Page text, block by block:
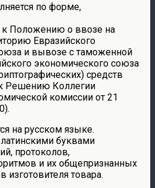
по форме,
Положению о ввозе на
Евразийского
и вывозе с таможенной
экономического союза
средств
Решению Коллегии
комиссии от 21
на русском языке.
буквами
протоколов,
и их общепризнанных
изготовителя товара.